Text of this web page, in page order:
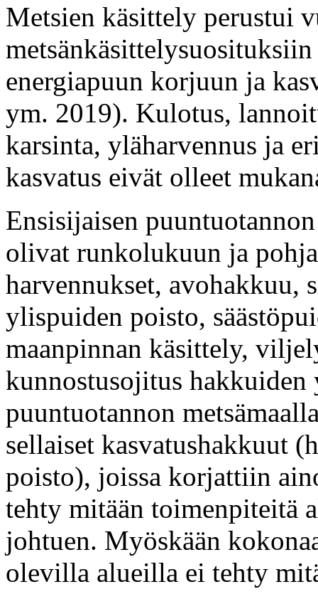
Metsien käsittely perustui
energiapuun korjuun ja
ym. 2019). Kulotus,
karsinta, yläharvennus ja
kasvatus eivät olleet
Ensisijaisen
olivat runkolukuun ja
harvennukset, avohakkuu,
ylispuiden poisto,
maanpinnan käsittely,
kunnostusojitus hakkuiden
puuntuotannon
sellaiset kasvatushakkuut
poisto), joissa korjattiin
tehty mitään toimenpiteitä
johtuen. Myöskään
olevilla alueilla ei tehty